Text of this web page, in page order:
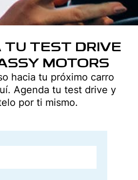
TU TEST DRIVE
MOTORS
hacia tu próximo carro
Agenda tu test drive y
por ti mismo.